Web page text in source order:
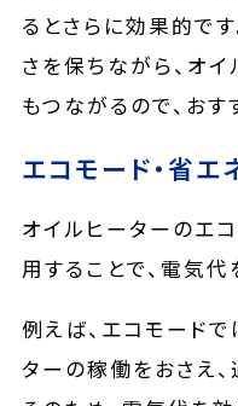
るとさらに効果的です
さを保ちながら、オ
もつながるので、おす
エコモード・省エ
オイルヒーターのエ
用することで、電気代
例えば、エコモード
ターの稼働をおさえ